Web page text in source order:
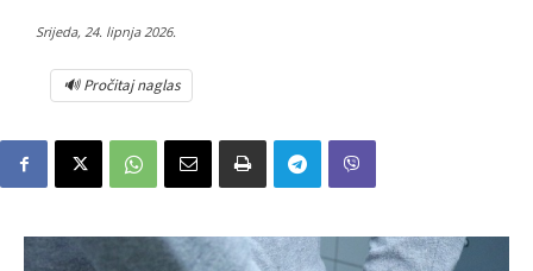
Srijeda, 24. lipnja 2026.
🔊 Pročitaj naglas